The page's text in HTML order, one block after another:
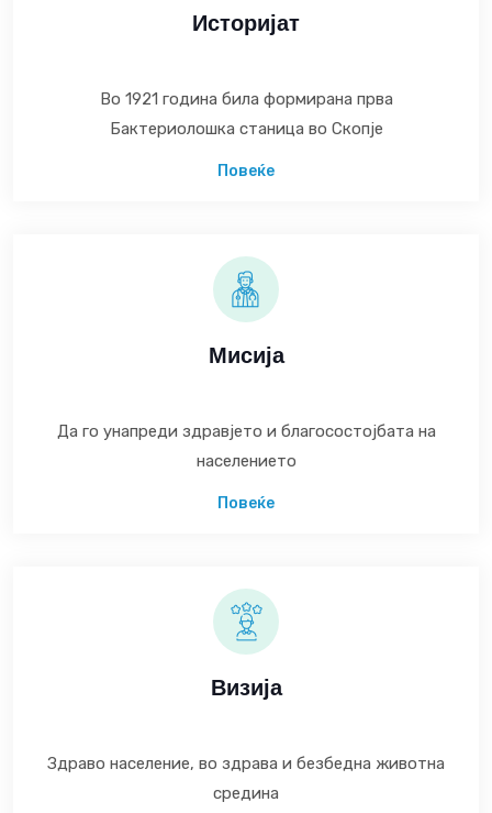
Историјат
Во 1921 година била формирана прва
Бактериолошка станица во Скопје
Повеќе
Мисија
Да го унапреди здравјето и благосостојбата на
населението
Повеќе
Визија
Здраво население, во здрава и безбедна животна
средина